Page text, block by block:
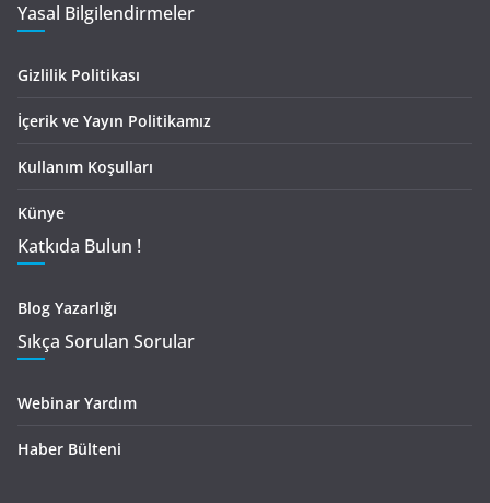
Yasal Bilgilendirmeler
Gizlilik Politikası
İçerik ve Yayın Politikamız
Kullanım Koşulları
Künye
Katkıda Bulun !
Blog Yazarlığı
Sıkça Sorulan Sorular
Webinar Yardım
Haber Bülteni